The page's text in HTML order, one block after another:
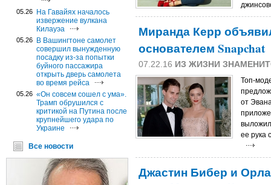
05.26
На Гавайях началось
извержение вулкана
Килауэа
05.26
В Вашингтоне самолет
совершил вынужденную
посадку из-за попытки
буйного пассажира
открыть дверь самолета
во время рейса
05.26 «Он совсем сошел с ума».
Трамп обрушился с
критикой на Путина после
крупнейшего удара по
Украине
Все новости
Миранда Керр
основателем Snapchat
07.22.16 ИЗ ЖИЗНИ
Топ-
от
ее рука
Джастин Бибер и